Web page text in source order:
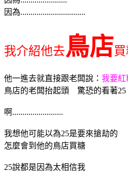
因為................................
我介紹他去鳥店
他一進去就直接跟老闆說： 我要紅
鳥店的老闆抬起頭 驚恐的看著25
啊.........................
我想他可能以為25是要來搶劫的
怎麼會到他的鳥店買糖
25說都是因為太相信我